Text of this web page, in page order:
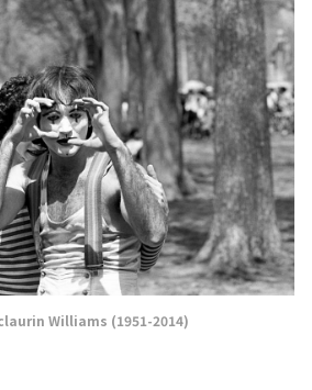
Williams (1951-2014)